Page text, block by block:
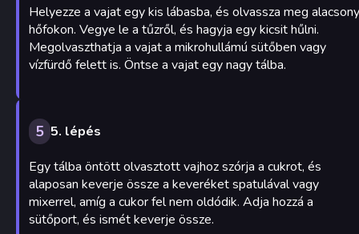
Helyezze a vajat egy kis lábasba, és olvassza meg alacsony
hőfokon. Vegye le a tűzről, és hagyja egy kicsit hűlni.
Megolvaszthatja a vajat a mikrohullámú sütőben vagy
vízfürdő felett is. Öntse a vajat egy nagy tálba.
5 5. lépés
Egy tálba öntött olvasztott vajhoz szórja a cukrot, és
alaposan keverje össze a keveréket spatulával vagy
mixerrel, amíg a cukor fel nem oldódik. Adja hozzá a
sütőport, és ismét keverje össze.